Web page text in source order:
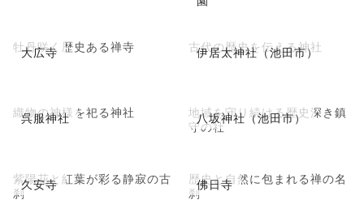
大広寺
牡丹咲く歴史ある禅寺 伊居太神社（池田市）
古代の歴史を伝える神社
呉服神社
織物の神様を祀る神社 八坂神社（池田市）
地域を守り続ける歴史深き鎮
守の社
久安寺
紫陽花と紅葉が彩る静寂の古
刹
佛日寺
歴史と自然に包まれる禅の名
刹